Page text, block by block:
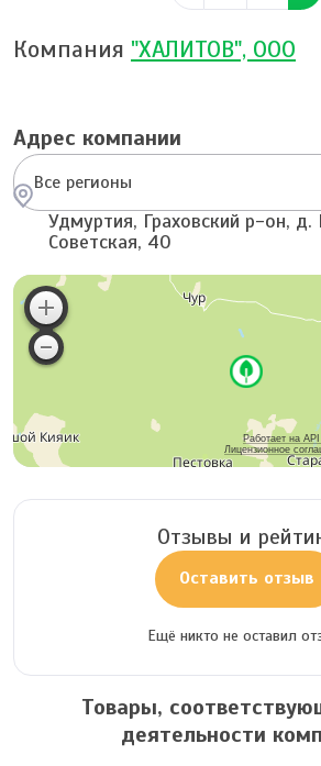
Компания "ХАЛИТОВ", ООО
Адрес компании
Все регионы
Удмуртия, Граховский р-он,
Советская, 40
Работает на
Лицензионное
Отзывы и
Оставить отзыв
Ещё никто не оставил
Товары,
деятельности